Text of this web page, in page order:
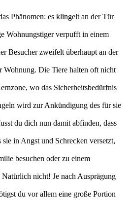
Phänomen: es klingelt an der Tür
Wohnungstiger verpufft in einem
Besucher zweifelt überhaupt an der
Wohnung. Die Tiere halten oft nicht
wo das Sicherheitsbedürfnis
wird zur Ankündigung des für sie
du dich nun damit abfinden, dass
in Angst und Schrecken versetzt,
besuchen oder zu einem
nicht! Je nach Ausprägung
du vor allem eine große Portion